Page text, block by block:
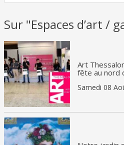
Sur "Espaces d’art /
Art
fête au nord
Samedi 08